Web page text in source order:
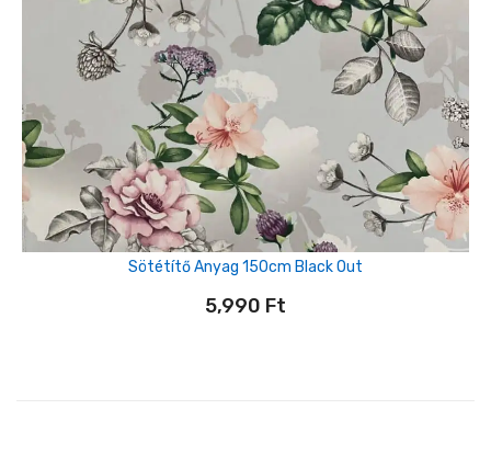
Sötétítő Anyag 150cm Black Out
5,990 Ft